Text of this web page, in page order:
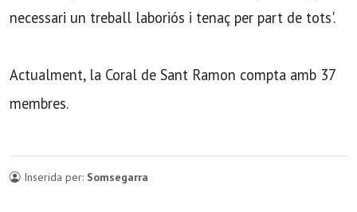
necessari un treball laboriós i tenaç per part de tots'.
Actualment, la Coral de Sant Ramon compta amb 37
membres.
Inserida per: Somsegarra